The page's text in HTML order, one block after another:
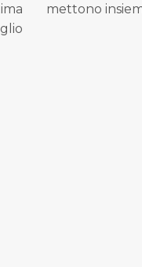
mettono